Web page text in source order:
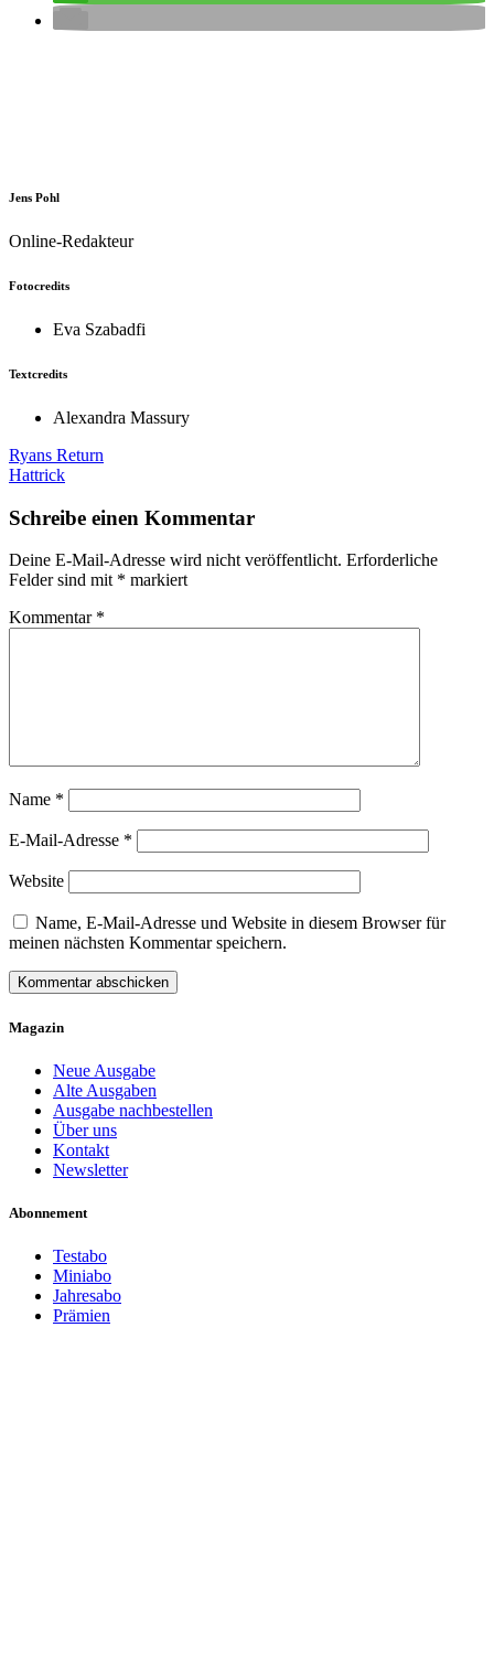
Jens Pohl
Online-Redakteur
Fotocredits
Eva Szabadfi
Textcredits
Alexandra Massury
Beitragsnavigation
Ryans Return
Hattrick
Schreibe einen Kommentar
Deine E-Mail-Adresse wird nicht veröffentlicht. Erforderliche
Felder sind mit * markiert
Kommentar *
Name *
E-Mail-Adresse *
Website
Name, E-Mail-Adresse und Website in diesem Browser für
meinen nächsten Kommentar speichern.
Magazin
Neue Ausgabe
Alte Ausgaben
Ausgabe nachbestellen
Über uns
Kontakt
Newsletter
Abonnement
Testabo
Miniabo
Jahresabo
Prämien